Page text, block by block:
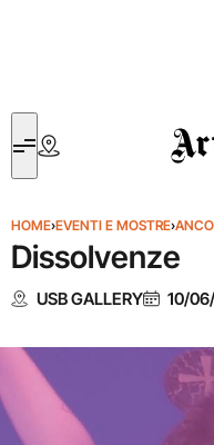
HOME›EVENTI E MOSTRE›
Dissolvenze
USB GALLERY 10/